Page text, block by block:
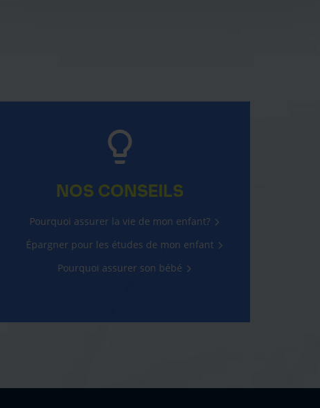
NOS CONSEILS
Pourquoi assurer la vie de mon enfant?
Épargner pour les études de mon enfant
Pourquoi assurer son bébé